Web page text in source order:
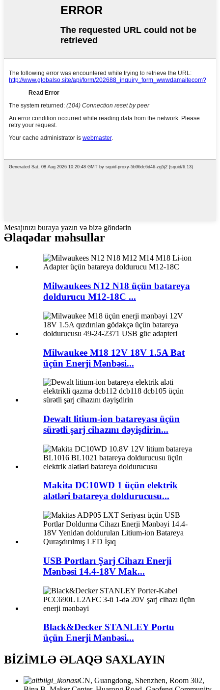
Mesajınızı buraya yazın və bizə göndərin
Əlaqədar məhsullar
Milwaukees N12 N18 üçün batareya
doldurucu M12-18C ...
Milwaukee M18 12V 18V 1.5A Bat
üçün Enerji Mənbəsi...
Dewalt litium-ion batareyası üçün
sürətli şarj cihazını dəyişdirin...
Makita DC10WD 1 üçün elektrik
alətləri batareya doldurucusu...
USB Portları Şarj Cihazı Enerji
Mənbəsi 14.4-18V Mak...
Black&Decker STANLEY Portu
üçün Enerji Mənbəsi...
BİZİMLƏ ƏLAQƏ SAXLAYIN
CN, Guangdong, Shenzhen, Room 302,